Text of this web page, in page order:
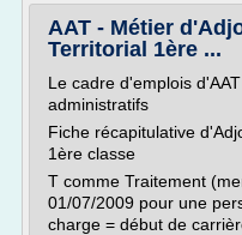
AAT - Métier
Territorial 1ère ...
Le cadre d'emplois
administratifs
Fiche récapitulative
1ère classe
T comme Traitement
01/07/2009 pour une
charge = début de